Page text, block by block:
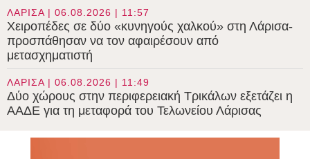
ΛΑΡΙΣΑ | 06.08.2026 | 11:57
Χειροπέδες σε δύο «κυνηγούς χαλκού» στη Λάρισα-
προσπάθησαν να τον αφαιρέσουν από
μετασχηματιστή
ΛΑΡΙΣΑ | 06.08.2026 | 11:49
Δύο χώρους στην περιφερειακή Τρικάλων εξετάζει η
ΑΑΔΕ για τη μεταφορά του Τελωνείου Λάρισας